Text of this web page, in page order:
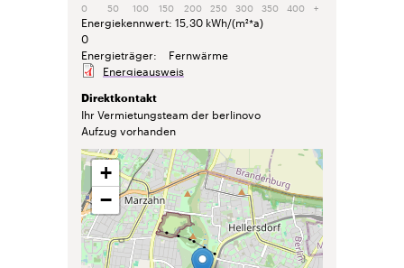
0 50 100 150 200 250 300 350 400 +
Energiekennwert 15,30 kWh/(m²*a)
0
Energieträger
Fernwärme
Energieausweis
Direktkontakt
Ihr Vermietungsteam der berlinovo
Aufzug vorhanden
+
−